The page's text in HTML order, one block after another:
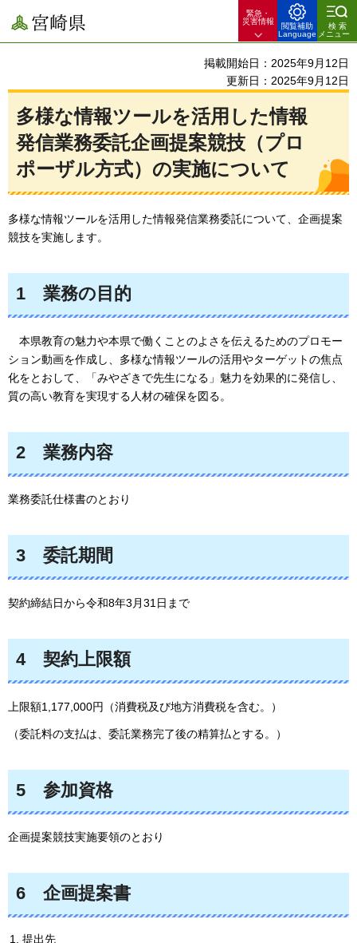
宮崎県
緊急・
災害情報
閲覧補助
Language
検索
メニュー
掲載開始日：2025年9月12日
更新日：2025年9月12日
多様な情報ツールを活用した情報
発信業務委託企画提案競技（プロ
ポーザル方式）の実施について
多様な情報ツールを活用した情報発信業務委託について、企画提案
競技を実施します。
1 業務の目的
本県教育の魅力や本県で働くことのよさを伝えるためのプロモー
ション動画を作成し、多様な情報ツールの活用やターゲットの焦点
化をとおして、「みやざきで先生になる」魅力を効果的に発信し、
質の高い教育を実現する人材の確保を図る。
2 業務内容
業務委託仕様書のとおり
3 委託期間
契約締結日から令和8年3月31日まで
4 契約上限額
上限額1,177,000円（消費税及び地方消費税を含む。）
（委託料の支払は、委託業務完了後の精算払とする。）
5 参加資格
企画提案競技実施要領のとおり
6 企画提案書
提出先